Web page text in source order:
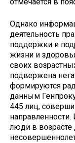
Однако
деятельность
поддержки и
жизни и
своих
подвержена
формируются
данным
445 лиц,
люди в возрасте